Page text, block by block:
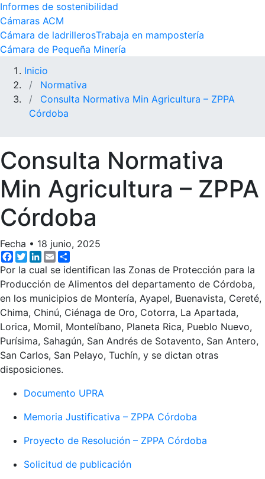
Informes de sostenibilidad
Cámaras ACM
Cámara de ladrillerosTrabaja en mampostería
Cámara de Pequeña Minería
Inicio
Normativa
Consulta Normativa Min Agricultura – ZPPA
Córdoba
Consulta Normativa
Min Agricultura – ZPPA
Córdoba
Fecha • 18 junio, 2025
Facebook
TwitterLinkedIn
Email
Por la cual se identifican las Zonas de Protección para la
Producción de Alimentos del departamento de Córdoba,
en los municipios de Montería, Ayapel, Buenavista, Cereté,
Chima, Chinú, Ciénaga de Oro, Cotorra, La Apartada,
Lorica, Momil, Montelíbano, Planeta Rica, Pueblo Nuevo,
Purísima, Sahagún, San Andrés de Sotavento, San Antero,
San Carlos, San Pelayo, Tuchín, y se dictan otras
disposiciones.
Documento UPRA
Memoria Justificativa – ZPPA Córdoba
Proyecto de Resolución – ZPPA Córdoba
Solicitud de publicación